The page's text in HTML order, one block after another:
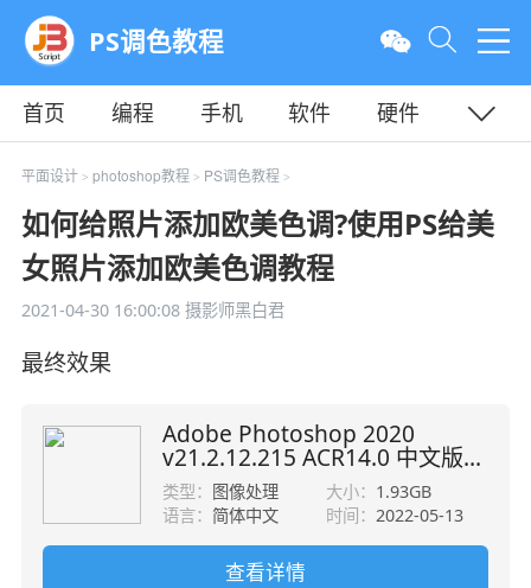
PS调色教程
首页 编程 手机 软件
硬件
教程
平面 服务器
平面设计> photoshop教程 > PS调色教程 >
如何给照片添加欧美色调?使用PS给美
女照片添加欧美色调教程
2021-04-30 16:00:08摄影师黑白君
最终效果
Adobe Photoshop 2020
v21.2.12.215 ACR14.0 中文版
+安装教程
类型： 图像处理 大小： 1.93GB
语言： 简体中文 时间： 2022-05-13
查看详情